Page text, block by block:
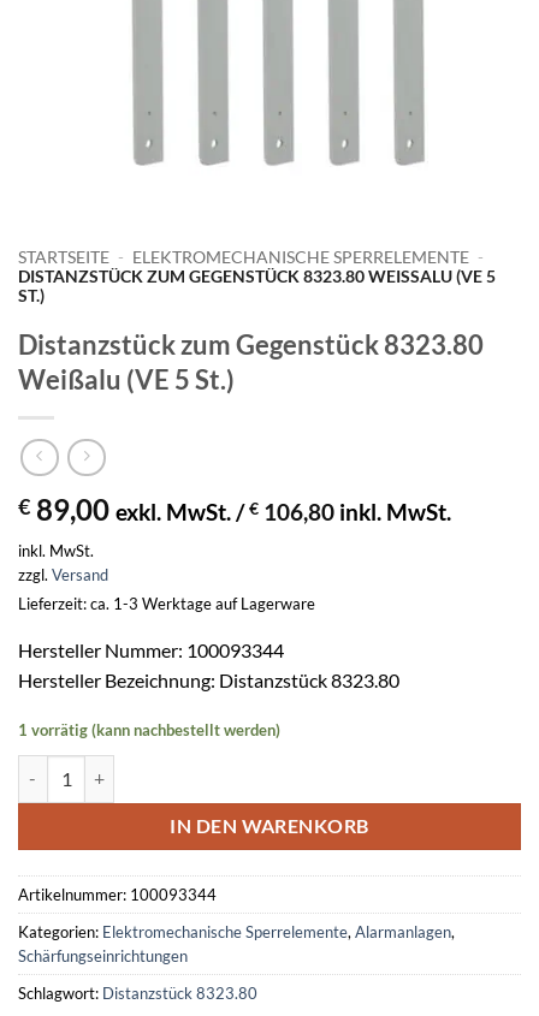
STARTSEITE - ELEKTROMECHANISCHE SPERRELEMENTE -
DISTANZSTÜCK ZUM GEGENSTÜCK 8323.80 WEISSALU (VE 5 S
T.)
Distanzstück zum Gegenstück 8323.80
Weißalu (VE 5 St.)
€ 89,00 exkl. MwSt. /€ 106,80 inkl. MwSt.
inkl. MwSt.
zzgl. Versand
Lieferzeit: ca. 1-3 Werktage auf Lagerware
Hersteller Nummer: 100093344
Hersteller Bezeichnung: Distanzstück 8323.80
1 vorrätig (kann nachbestellt werden)
IN DEN WARENKORB
Artikelnummer: 100093344
Kategorien: Elektromechanische Sperrelemente, Alarmanlagen,
Schärfungseinrichtungen
Schlagwort: Distanzstück 8323.80